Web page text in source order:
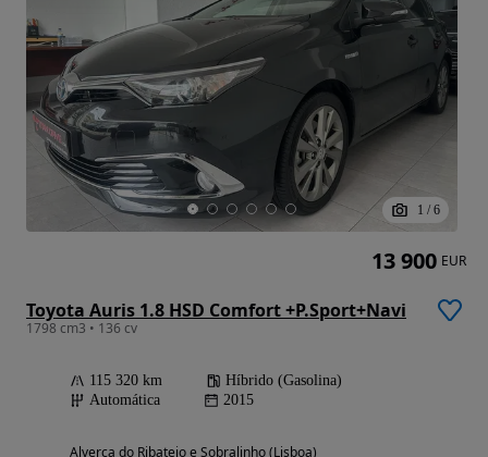
1 / 6
Toyota Auris 1.8 HSD Comfort +P.Sport+Navi
1798 cm3 • 136 cv
115 320 km
Híbrido (Gasolina)
Automática
2015
Alverca do Ribatejo e Sobralinho (Lisboa)
13 900 EUR